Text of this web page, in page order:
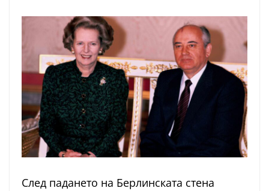
След падането на Берлинската стена